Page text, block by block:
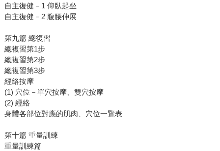
自主復健－1 仰臥起坐
自主復健－2 腹腰伸展
第九篇 總復習
總複習第1步
總複習第2步
總複習第3步
經絡按摩
(1) 穴位－單穴按摩、雙穴按摩
(2) 經絡
身體各部位對應的肌肉、穴位一覽表
第十篇 重量訓練
重量訓練篇